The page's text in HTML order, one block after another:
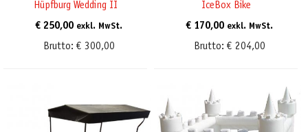
Hüpfburg Wedding II
€ 250,00 exkl. MwSt.
Brutto: € 300,00
IceBox Bike
€ 170,00 exkl. MwSt.
Brutto: € 204,00